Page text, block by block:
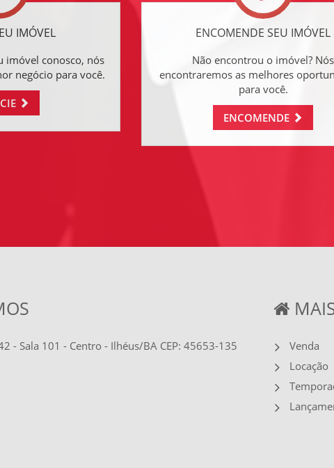
IMÓVEL
imóvel conosco, nós
negócio para você.
ENCOMENDE SEU IMÓVEL
Não encontrou o imóvel? Nós
encontraremos as melhores
para você.
ENCOMENDE
- Sala 101 - Centro - Ilhéus/BA CEP: 45653-135
Venda
Locação